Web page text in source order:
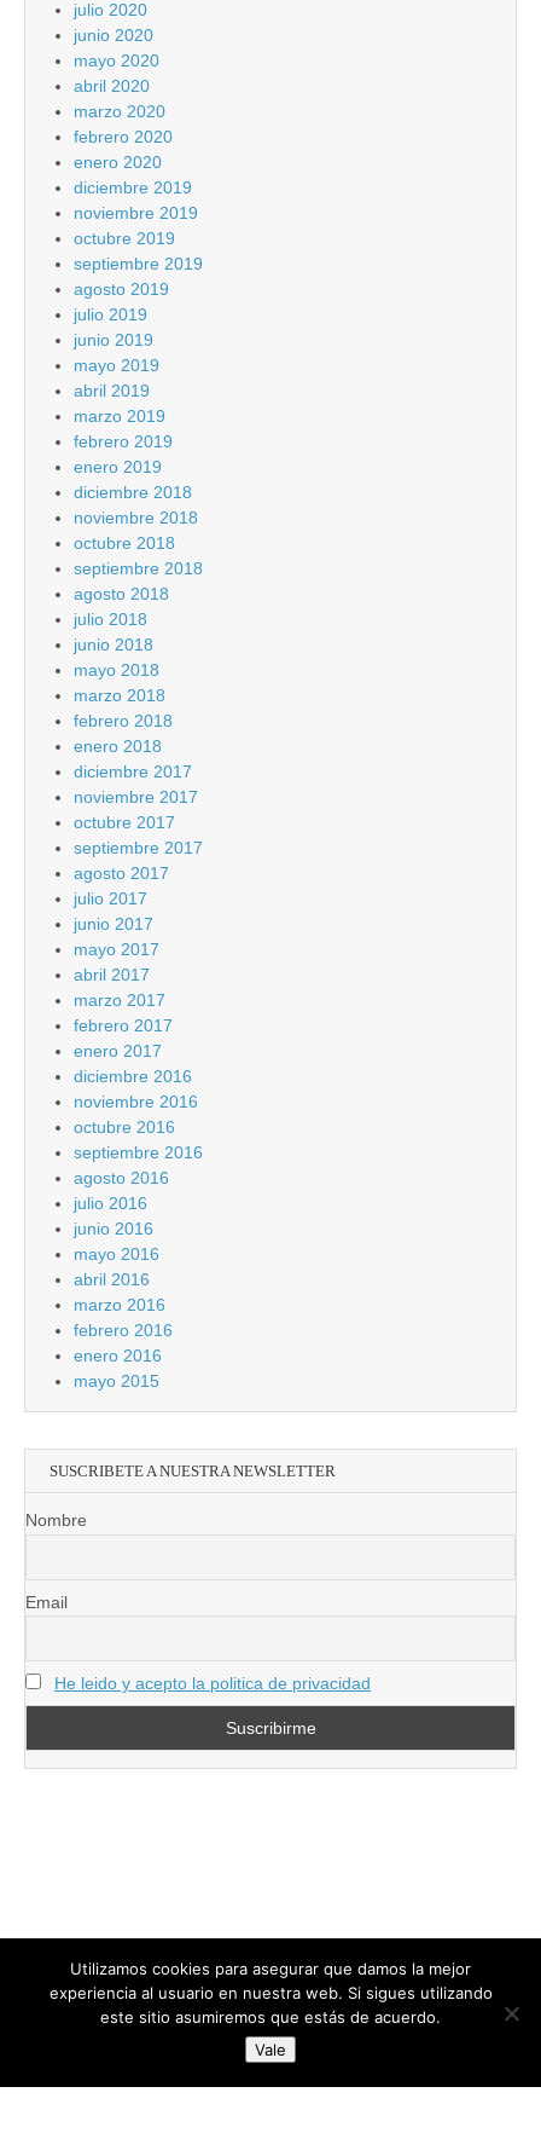
julio 2020
junio 2020
mayo 2020
abril 2020
marzo 2020
febrero 2020
enero 2020
diciembre 2019
noviembre 2019
octubre 2019
septiembre 2019
agosto 2019
julio 2019
junio 2019
mayo 2019
abril 2019
marzo 2019
febrero 2019
enero 2019
diciembre 2018
noviembre 2018
octubre 2018
septiembre 2018
agosto 2018
julio 2018
junio 2018
mayo 2018
marzo 2018
febrero 2018
enero 2018
diciembre 2017
noviembre 2017
octubre 2017
septiembre 2017
agosto 2017
julio 2017
junio 2017
mayo 2017
abril 2017
marzo 2017
febrero 2017
enero 2017
diciembre 2016
noviembre 2016
octubre 2016
septiembre 2016
agosto 2016
julio 2016
junio 2016
mayo 2016
abril 2016
marzo 2016
febrero 2016
enero 2016
mayo 2015
SUSCRIBETE A NUESTRA NEWSLETTER
Nombre
Email
He leido y acepto la politica de privacidad
directoresdeseguridad.es
Diseñado por Centro Andaluz de Estudios y Entrenamiento
Utilizamos cookies para asegurar que damos la mejor
experiencia al usuario en nuestra web. Si sigues utilizando
este sitio asumiremos que estás de acuerdo.
Vale